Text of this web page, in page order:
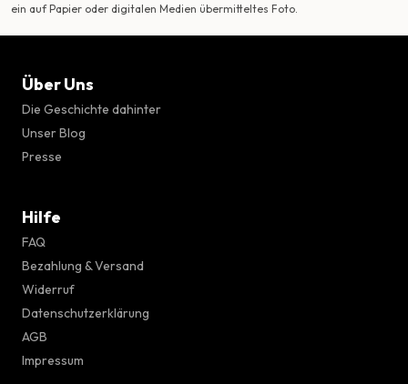
ein auf Papier oder digitalen Medien übermitteltes Foto.
Über Uns
Die Geschichte dahinter
Unser Blog
Presse
Hilfe
FAQ
Bezahlung & Versand
Widerruf
Datenschutzerklärung
AGB
Impressum